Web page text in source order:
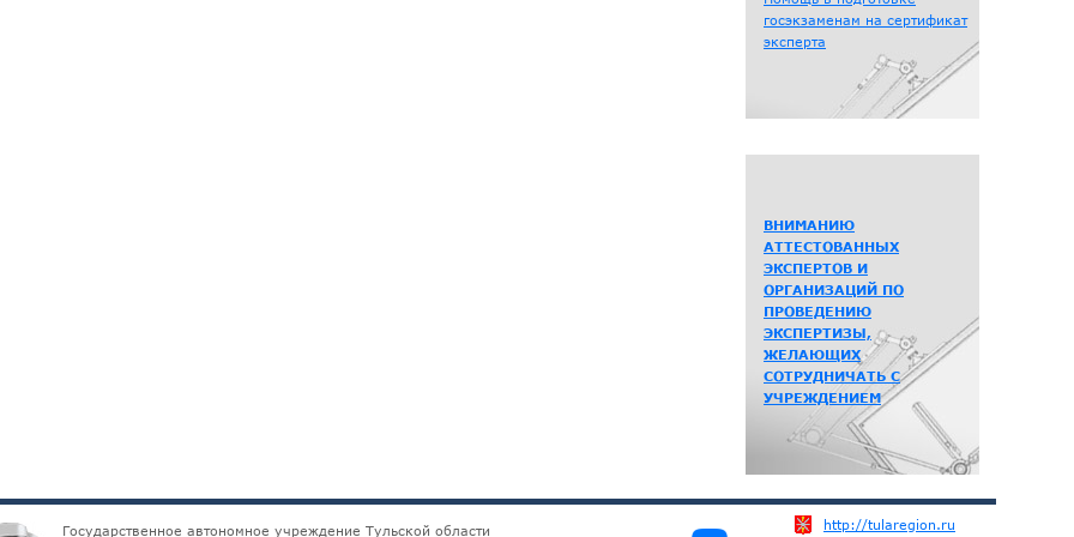
госэкзаменам на сертификат
эксперта
ВНИМАНИЮ
АТТЕСТОВАННЫХ
ЭКСПЕРТОВ И
ОРГАНИЗАЦИЙ ПО
ПРОВЕДЕНИЮ
ЭКСПЕРТИЗЫ,
ЖЕЛАЮЩИХ
СОТРУДНИЧАТЬ С
УЧРЕЖДЕНИЕМ
Государственное автономное учреждение Тульской области http://tularegion.ru